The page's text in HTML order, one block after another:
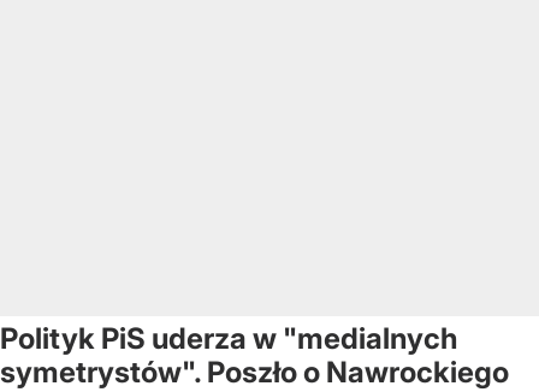
Polityk PiS uderza w "medialnych
symetrystów". Poszło o Nawrockiego